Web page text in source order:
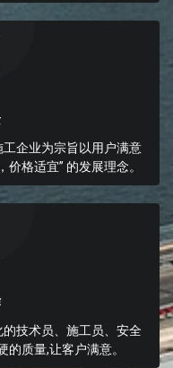
企业为宗旨以用户满意
格适宜” 的发展理念。
技术员、施工员、安全
质量,让客户满意。